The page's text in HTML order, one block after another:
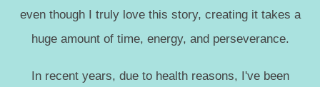
even though I truly love this story, creating it takes a
huge amount of time, energy, and perseverance.
In recent years, due to health reasons, I've been